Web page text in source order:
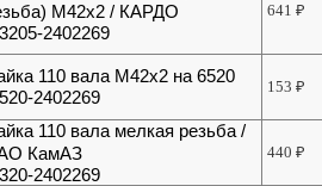
М42х2 / КАРДО
2402269
641₽
110 вала М42х2 на 6520
2402269
153₽
110 вала мелкая резьба /
КамАЗ
2402269
440₽